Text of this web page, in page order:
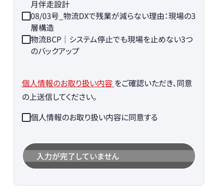
月伴走設計
08/03号_物流DXで残業が減らない理由：現場の3
層構造
物流BCP｜システム停止でも現場を止めない3つ
のバックアップ
個人情報のお取り扱い内容 をご確認いただき、同意
の上送信してください。
個人情報のお取り扱い内容に同意する